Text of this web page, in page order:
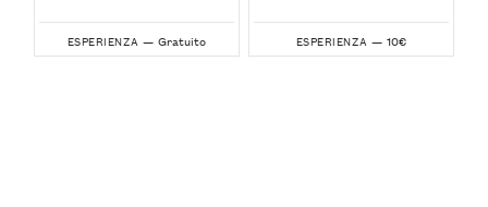
ESPERIENZA — Gratuito ESPERIENZA — 10€